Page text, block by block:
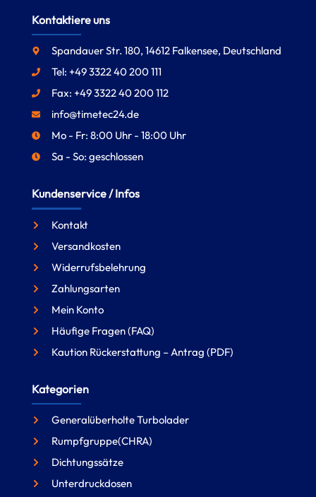
Kontaktiere uns
Spandauer Str. 180, 14612 Falkensee, Deutschland
Tel: +49 3322 40 200 111
Fax: +49 3322 40 200 112
info@timetec24.de
Mo - Fr: 8:00 Uhr - 18:00 Uhr
Sa - So: geschlossen
Kundenservice / Infos
Kontakt
Versandkosten
Widerrufsbelehrung
Zahlungsarten
Mein Konto
Häufige Fragen (FAQ)
Kaution Rückerstattung – Antrag (PDF)
Kategorien
Generalüberholte Turbolader
Rumpfgruppe(CHRA)
Dichtungssätze
Unterdruckdosen